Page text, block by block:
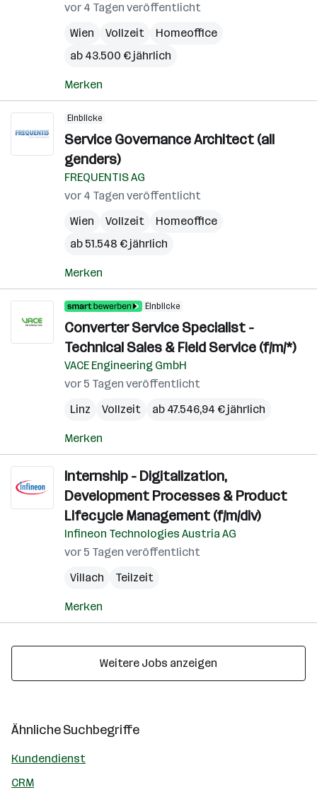
vor 4 Tagen veröffentlicht
Wien
Vollzeit
Homeoffice
ab 43.500 € jährlich
Merken
Einblicke
Service Governance Architect (all
genders)
FREQUENTIS AG
vor 4 Tagen veröffentlicht
Wien
Vollzeit
Homeoffice
ab 51.548 € jährlich
Merken
Einblicke
Converter Service Specialist -
Technical Sales & Field Service (f/m/*)
VACE Engineering GmbH
vor 5 Tagen veröffentlicht
Linz
Vollzeit ab 47.546,94 € jährlich
Merken
Internship - Digitalization,
Development Processes & Product
Lifecycle Management (f/m/div)
Infineon Technologies Austria AG
vor 5 Tagen veröffentlicht
Villach
Teilzeit
Merken
Weitere Jobs anzeigen
Ähnliche Suchbegriffe
Kundendienst
CRM